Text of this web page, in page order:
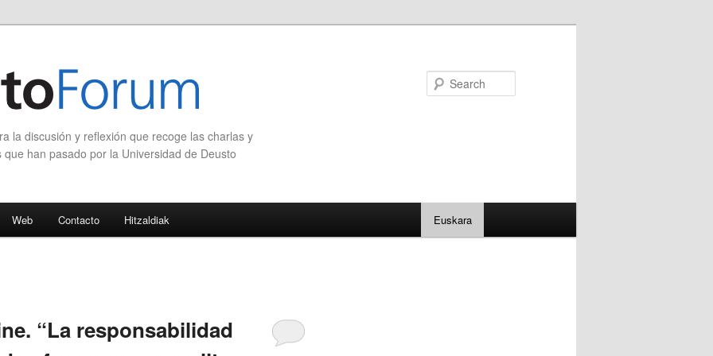
la discusión y reflexión que recoge las charlas y
han pasado por la Universidad de Deusto
Web Contacto Hitzaldiak Euskara
“La responsabilidad